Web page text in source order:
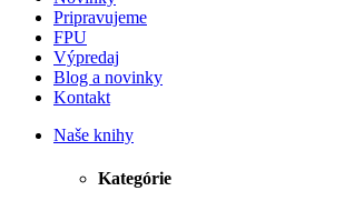
Pripravujeme
FPU
Výpredaj
Blog a novinky
Kontakt
Naše knihy
Kategórie